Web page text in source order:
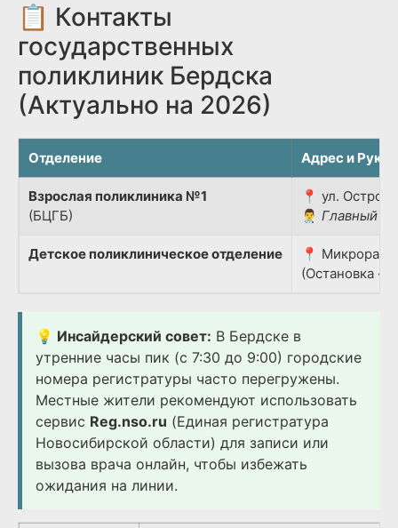
📋 Контакты
государственных
поликлиник Бердска
(Актуально на 2026)
Отделение Адрес и
Взрослая поликлиника №1
(БЦГБ)
📍 ул.
👨‍⚕️ Главный
Детское поликлиническое отделение
📍
(Остановка
💡 Инсайдерский совет: В Бердске в
утренние часы пик (с 7:30 до 9:00) городские
номера регистратуры часто перегружены.
Местные жители рекомендуют использовать
сервис Reg.nso.ru (Единая регистратура
Новосибирской области) для записи или
вызова врача онлайн, чтобы избежать
ожидания на линии.